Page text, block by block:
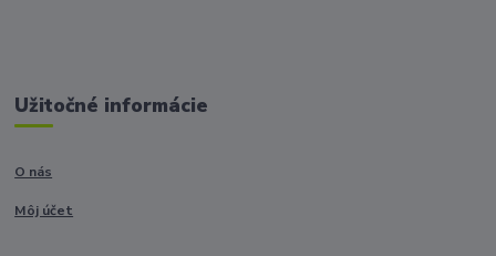
Užitočné informácie
O nás
Môj účet